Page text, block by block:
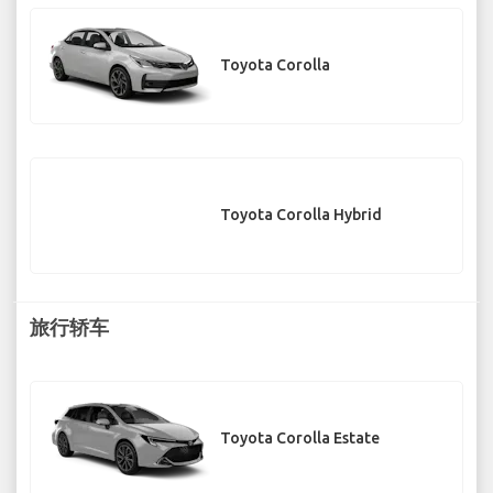
Toyota Corolla
Toyota Corolla Hybrid
旅行轿车
Toyota Corolla Estate